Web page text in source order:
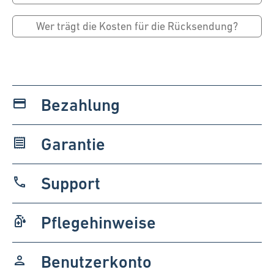
Wer trägt die Kosten für die Rücksendung?
payment Bezahlung
receipt Garantie
phone Support
sanitizer Pflegehinweise
person Benutzerkonto